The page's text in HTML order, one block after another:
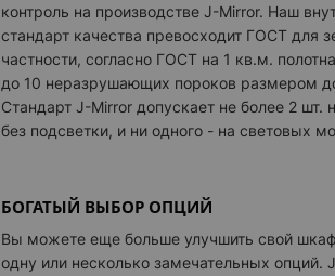
контроль на производстве J-Mirror. Наш
стандарт качества превосходит ГОСТ для
частности, согласно ГОСТ на 1 кв.м.
до 10 неразрушающих пороков размером
Стандарт J-Mirror допускает не более 2 шт.
без подсветки, и ни одного - на световых
БОГАТЫЙ ВЫБОР ОПЦИЙ
Вы можете еще больше улучшить свой
одну или несколько замечательных опций.